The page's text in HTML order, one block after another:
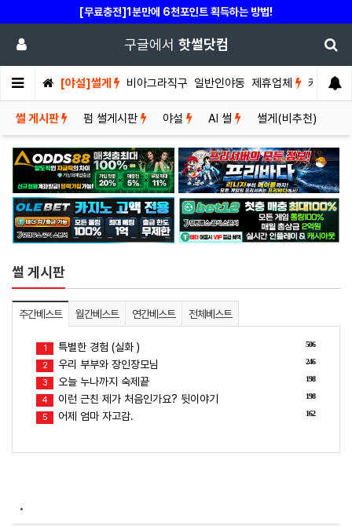
[무료충전]1분만에 6천포인트 획득하는 방법!
구글에서 핫썰닷컴
[야설]썰게 비아그라직구 일반인야동 제휴업체 커뮤니티
썰 게시판 펌 썰게시판 야설 AI 썰 썰게(비추천)
썰 게시판
주간베스트 월간베스트 연간베스트 전체베스트
506
1 특별한 경험 (실화 )
246
2 우리 부부와 장인장모님
198
3 오늘 누나까지 숙제끝
198
4 이런 근친 제가 처음인가요? 뒷이야기
162
5 어제 엄마 자고감.
.